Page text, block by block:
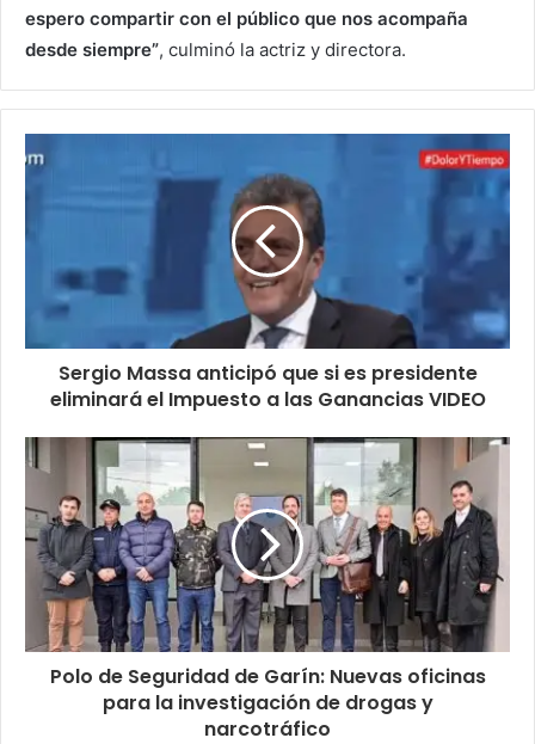
espero compartir con el público que nos acompaña
desde siempre”, culminó la actriz y directora.
Sergio Massa anticipó que si es presidente
eliminará el Impuesto a las Ganancias VIDEO
Polo de Seguridad de Garín: Nuevas oficinas
para la investigación de drogas y
narcotráfico